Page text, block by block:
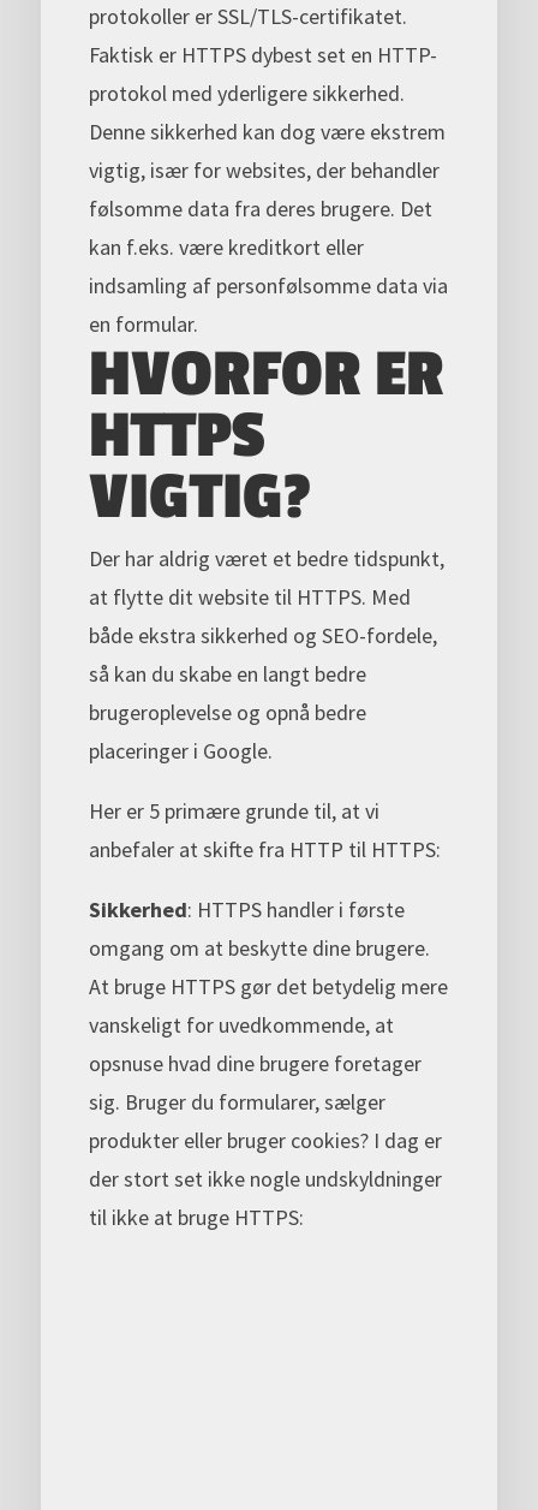
protokoller er SSL/TLS-certifikatet.
Faktisk er HTTPS dybest set en HTTP-
protokol med yderligere sikkerhed.
Denne sikkerhed kan dog være ekstrem
vigtig, især for websites, der behandler
følsomme data fra deres brugere. Det
kan f.eks. være kreditkort eller
indsamling af personfølsomme data via
en formular.
HVORFOR ER
HTTPS
VIGTIG?
Der har aldrig været et bedre tidspunkt,
at flytte dit website til HTTPS. Med
både ekstra sikkerhed og SEO-fordele,
så kan du skabe en langt bedre
brugeroplevelse og opnå bedre
placeringer i Google.
Her er 5 primære grunde til, at vi
anbefaler at skifte fra HTTP til HTTPS:
Sikkerhed: HTTPS handler i første
omgang om at beskytte dine brugere.
At bruge HTTPS gør det betydelig mere
vanskeligt for uvedkommende, at
opsnuse hvad dine brugere foretager
sig. Bruger du formularer, sælger
produkter eller bruger cookies? I dag er
der stort set ikke nogle undskyldninger
til ikke at bruge HTTPS: